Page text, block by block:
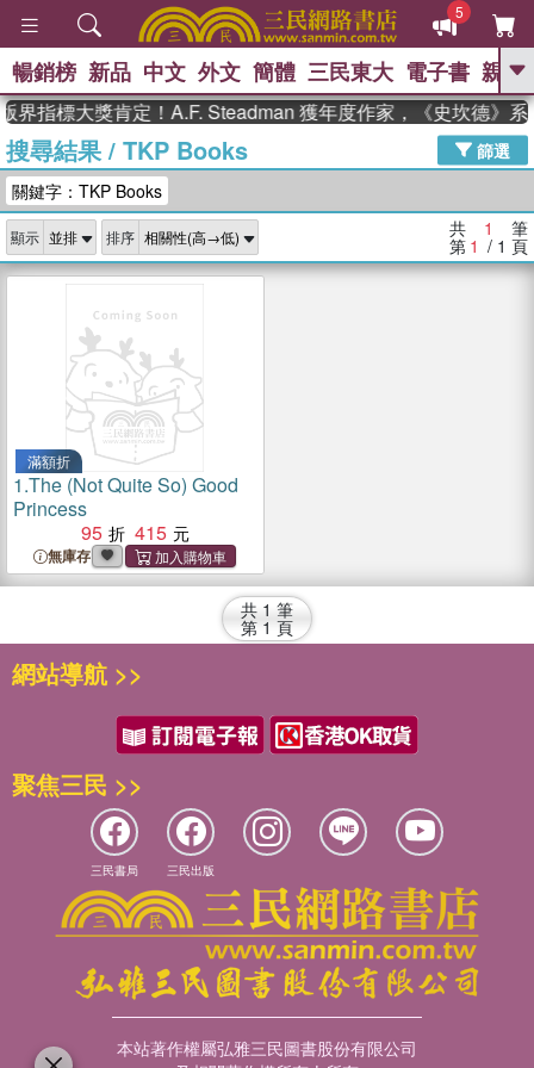
5
GO
熱搜： 高希均教授回憶錄
、 The Odyssey 、 父親節 、 如果歷
獎 臺灣漫遊錄 、 方念華 、 台灣的李
登輝時代
數學女孩：黎曼猜想 、
偉大的迷走神經
暢銷榜 新品 中文 外文 簡體 三民東大 電子書 親子
界指標大獎肯定！A.F. Steadman 獲年度作家，《史坎德》系
搜尋結果/ TKP Books
篩選
關鍵字：TKP Books
顯示 排序 共 1 筆
第 1 / 1 頁
滿額折
1.The (Not Quite So) Good
Princess
95
415
無庫存
共 1 筆
第 1 頁
網站導航 >>
聚焦三民 >>
三民書局 三民出版
本站著作權屬弘雅三民圖書股份有限公司